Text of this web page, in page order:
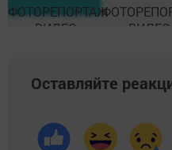
Оставляйте